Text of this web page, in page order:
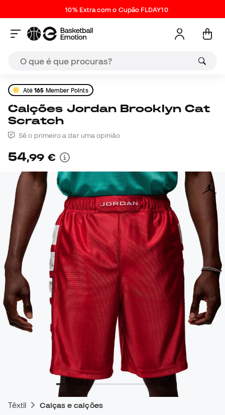
10% Extra com o Cupão FLDAY10
Até165 Member Points
Calções Jordan Brooklyn Cat
Scratch
Sê o primeiro a dar uma opinião
54,99 €
Têxtil Calças e calções